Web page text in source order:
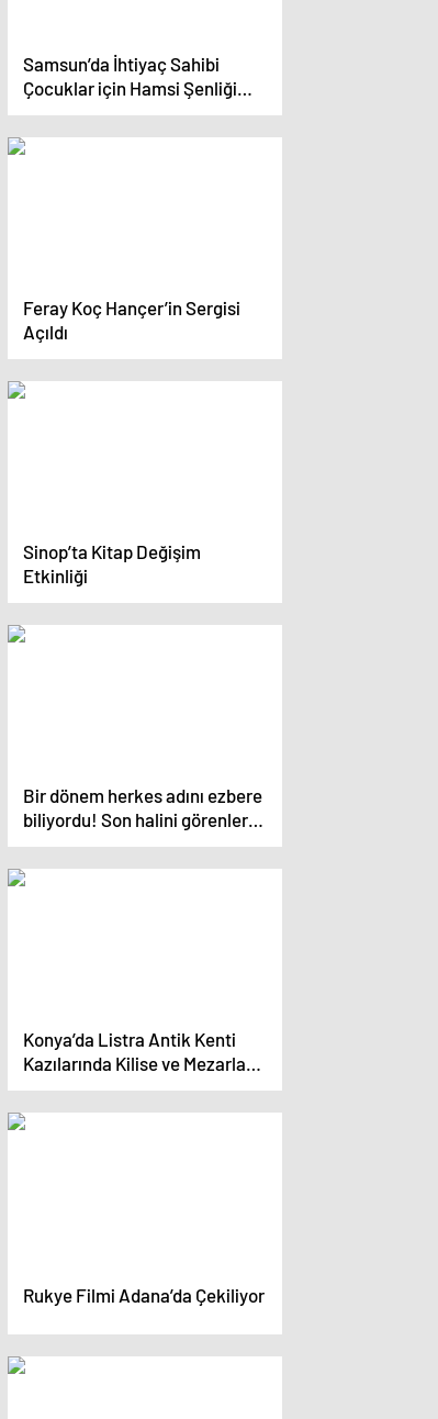
Samsun’da İhtiyaç Sahibi
Çocuklar için Hamsi Şenliği
Düzenlendi
Feray Koç Hançer’in Sergisi
Açıldı
Sinop’ta Kitap Değişim
Etkinliği
Bir dönem herkes adını ezbere
biliyordu! Son halini görenler
tanıyamadı
Konya’da Listra Antik Kenti
Kazılarında Kilise ve Mezarlar
Ortaya Çıktı
Rukye Filmi Adana’da Çekiliyor